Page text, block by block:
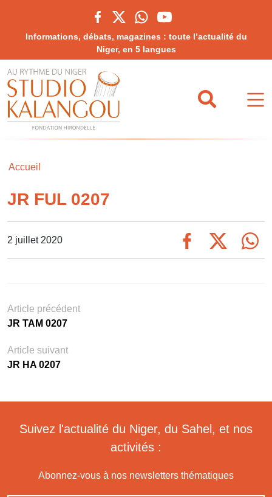
Informations, débats, magazines : toute l’actualité du
Niger, en 5 langues
Accueil
JR FUL 0207
2 juillet 2020
Article précédent
JR TAM 0207
Article suivant
JR HA 0207
Suivez l'actualité du Niger, du Sahel, et nos
activités :
Abonnez-vous à nos newsletters thématiques